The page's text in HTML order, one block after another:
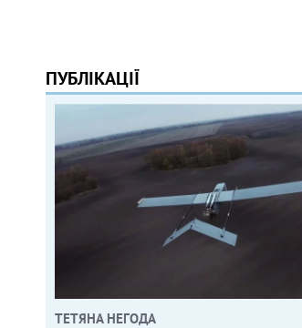
ПУБЛІКАЦІЇ
ТЕТЯНА НЕГОДА